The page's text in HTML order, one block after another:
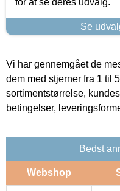
Se
Vi har gennemgået de
dem med stjerner fra 1 til
sortimentstørrelse,
betingelser,
Bedst
Webshop